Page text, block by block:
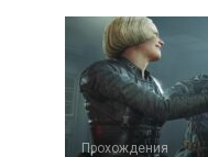
Прохождения